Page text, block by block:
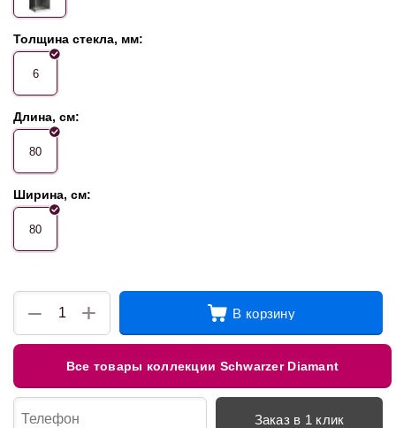
Толщина стекла, мм:
6
Длина, см:
80
Ширина, см:
80
+
− В корзину
Все товары коллекции Schwarzer Diamant
Заказ в 1 клик